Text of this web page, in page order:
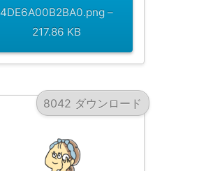
4DE6A00B2BA0.png –
217.86 KB
8042 ダウンロード